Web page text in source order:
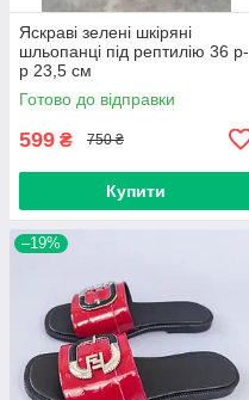
Яскраві зелені шкіряні
шльопанці під рептилію 36 р-
р 23,5 см
Готово до відправки
599 ₴ 750 ₴
Купити
–19%